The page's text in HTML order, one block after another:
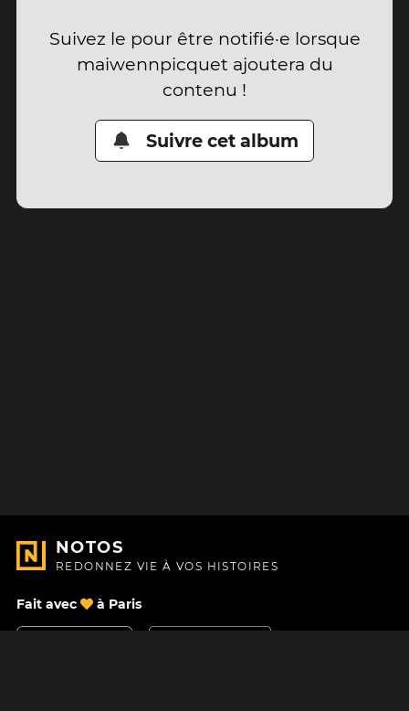
Suivez le pour être notifié·e lorsque
maiwennpicquet ajoutera du
contenu !
Suivre cet album
NOTOS
REDONNEZ VIE À VOS HISTOIRES
Fait avec à Paris